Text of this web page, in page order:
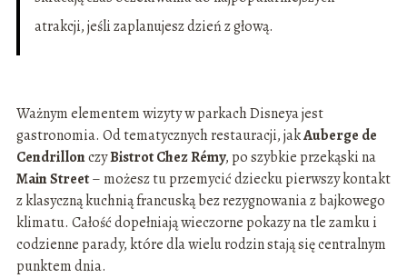
atrakcji, jeśli zaplanujesz dzień z głową.
Ważnym elementem wizyty w parkach Disneya jest
gastronomia. Od tematycznych restauracji, jakAuberge de
CendrillonczyBistrot Chez Rémy, po szybkie przekąski na
Main Street– możesz tu przemycić dziecku pierwszy kontakt
z klasyczną kuchnią francuską bez rezygnowania z bajkowego
klimatu. Całość dopełniają wieczorne pokazy na tle zamku i
codzienne parady, które dla wielu rodzin stają się centralnym
punktem dnia.